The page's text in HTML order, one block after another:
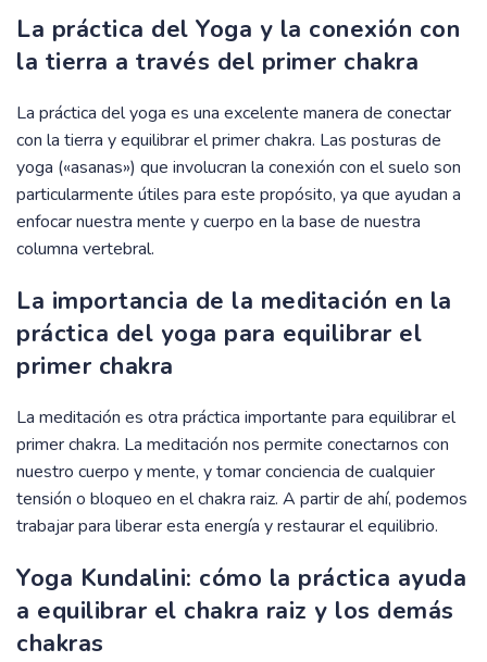
La práctica del Yoga y la conexión con
la tierra a través del primer chakra
La práctica del yoga es una excelente manera de conectar
con la tierra y equilibrar el primer chakra. Las posturas de
yoga («asanas») que involucran la conexión con el suelo son
particularmente útiles para este propósito, ya que ayudan a
enfocar nuestra mente y cuerpo en la base de nuestra
columna vertebral.
La importancia de la meditación en la
práctica del yoga para equilibrar el
primer chakra
La meditación es otra práctica importante para equilibrar el
primer chakra. La meditación nos permite conectarnos con
nuestro cuerpo y mente, y tomar conciencia de cualquier
tensión o bloqueo en el chakra raiz. A partir de ahí, podemos
trabajar para liberar esta energía y restaurar el equilibrio.
Yoga Kundalini: cómo la práctica ayuda
a equilibrar el chakra raiz y los demás
chakras